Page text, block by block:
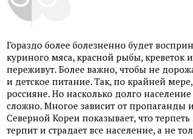
Гораздо более болезненно будет
куриного мяса, красной рыбы, креветок
переживут. Более важно, чтобы не
и детское питание. Так, по крайней
россияне. Но насколько долго
сложно. Многое зависит от пропаганды
Северной Кореи показывает, что
терпит и страдает все население, а не